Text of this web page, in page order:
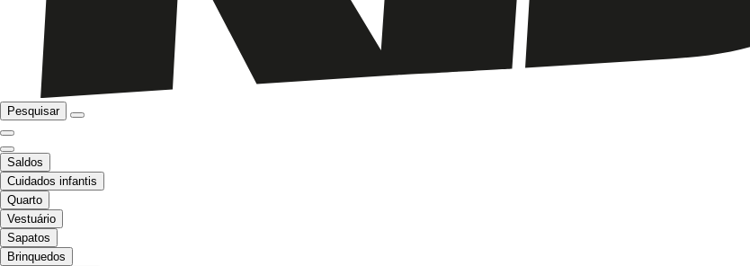
Pesquisar
Saldos
Cuidados infantis
Quarto
Vestuário
Sapatos
Brinquedos